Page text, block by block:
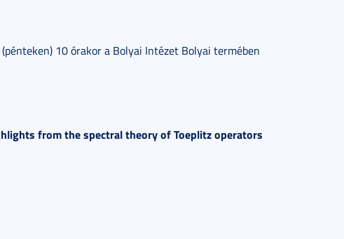
10 órakor a Bolyai Intézet Bolyai termében
from the spectral theory of Toeplitz operators